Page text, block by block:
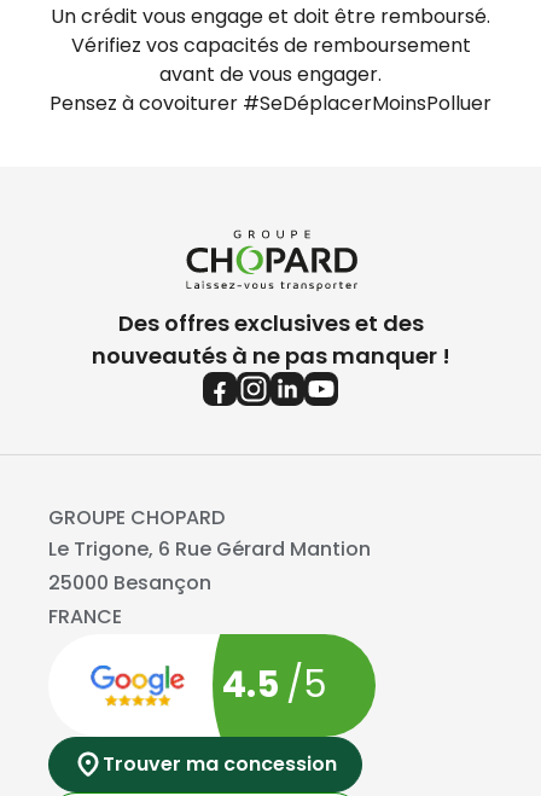
Un crédit vous engage et doit être remboursé.
Vérifiez vos capacités de remboursement
avant de vous engager.
Pensez à covoiturer #SeDéplacerMoinsPolluer
Des offres exclusives et des
nouveautés à ne pas manquer !
GROUPE CHOPARD
Le Trigone, 6 Rue Gérard Mantion
25000 Besançon
FRANCE
4.5 /5
Trouver ma concession